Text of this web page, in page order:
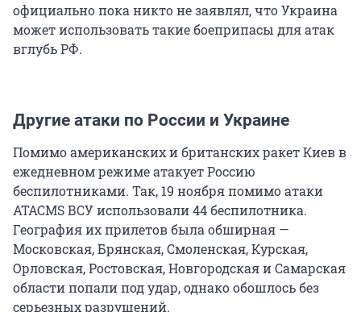
официально пока никто не заявлял, что Украина
может использовать такие боеприпасы для атак
вглубь РФ.
Другие атаки по России и Украине
Помимо американских и британских ракет Киев в
ежедневном режиме атакует Россию
беспилотниками. Так, 19 ноября помимо атаки
ATACMS ВСУ использовали 44 беспилотника.
География их прилетов была обширная —
Московская, Брянская, Смоленская, Курская,
Орловская, Ростовская, Новгородская и Самарская
области попали под удар, однако обошлось без
серьезных разрушений.